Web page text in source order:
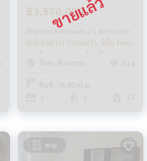
฿3,570,000
Rhythm Ratchada / 1 Bedroom
(SALE WITH TENANT), ริทึ่ม รัชดา
/ 1 ห้องนอน (ขายพร้อมผู้เช่า)
LIL028รัชดา ห้วยขวาง 624
พื้นที่ : 36.00 ตร.ม.
1 1 22
ขาย